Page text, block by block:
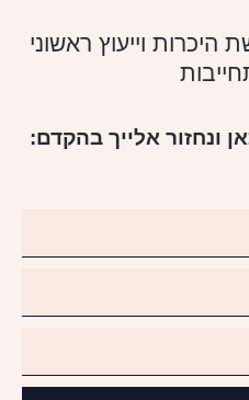
היכרות וייעוץ ראשוני
ונחזור אלייך בהקדם: